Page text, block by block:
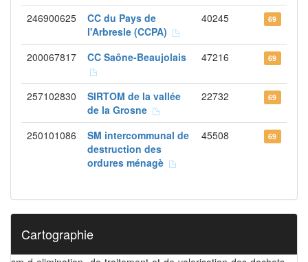
246900625
CC du Pays de
l'Arbresle (CCPA)
40245 69
200067817 CC Saône-Beaujolais 47216 69
257102830
SIRTOM de la vallée
de la Grosne
22732 69
250101086
SM intercommunal de
destruction des
ordures ménagè
45508 69
Cartographie